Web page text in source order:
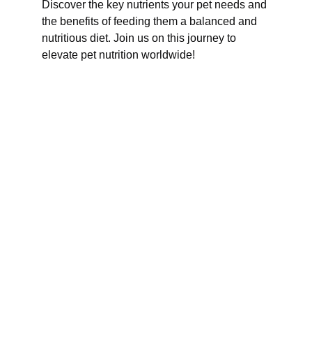
Discover the key nutrients your pet needs and
the benefits of feeding them a balanced and
nutritious diet. Join us on this journey to
elevate pet nutrition worldwide!